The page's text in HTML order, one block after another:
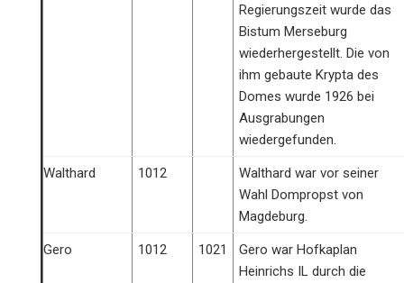
Regierungszeit wurde das
Bistum Merseburg
wiederhergestellt. Die von
ihm gebaute Krypta des
Domes wurde 1926 bei
Ausgrabungen
wiedergefunden.
Walthard 1012
Walthard war vor seiner
Wahl Dompropst von
Magdeburg.
Gero 1012 1021
Gero war Hofkaplan
Heinrichs IL durch die